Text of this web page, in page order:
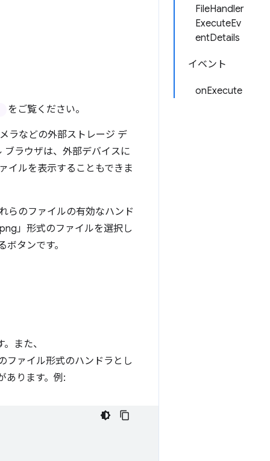
FileHandler
ExecuteEv
entDetails
イベント
onExecute
をご覧ください。
ラなどの外部ストレージ デ
ブラウザは、外部デバイスに
イルを表示することもできま
らのファイルの有効なハンド
」形式のファイルを選択し
タンです。
また、
ファイル形式のハンドラとし
あります。例: